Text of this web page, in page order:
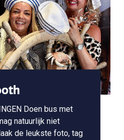
Doen bus met
natuurlijk niet
de leukste foto, tag